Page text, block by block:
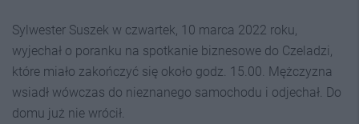
Sylwester Suszek w czwartek, 10 marca 2022 roku,
wyjechał o poranku na spotkanie biznesowe do Czeladzi,
które miało zakończyć się około godz. 15.00. Mężczyzna
wsiadł wówczas do nieznanego samochodu i odjechał. Do
domu już nie wrócił.